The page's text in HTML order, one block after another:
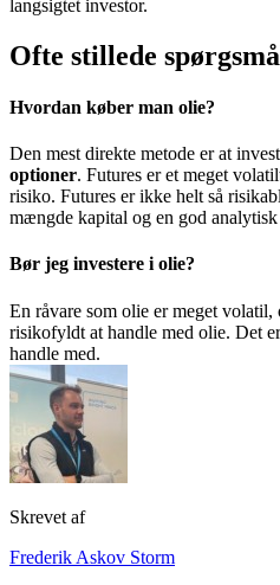
langsigtet investor.
Ofte stillede
Hvordan køber man olie?
Den mest direkte metode er at
optioner. Futures er et meget
risiko. Futures er ikke helt så
mængde kapital og en god
Bør jeg investere i olie?
En råvare som olie er meget volatil,
risikofyldt at handle med olie. Det
handle med.
Skrevet af
Frederik Askov Storm